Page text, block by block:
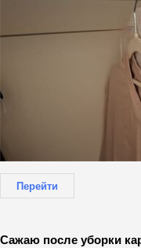
Перейти
Сажаю после уборки